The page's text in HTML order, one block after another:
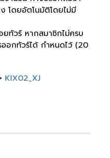
โดยอัตโนมัติโดยไม่มี
ยทัวร์ หากสมาชิกไม่ครบ
ออกทัวร์ได้ กำหนดไว้ (20
KIX02_XJ